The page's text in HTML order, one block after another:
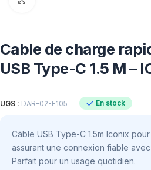
Cable de charge
USB Type-C 1.5 M –
UGS : DAR-02-F105 En stock
Câble USB Type-C 1.5m Iconix
assurant une connexion fiable
Parfait pour un usage quotidien.